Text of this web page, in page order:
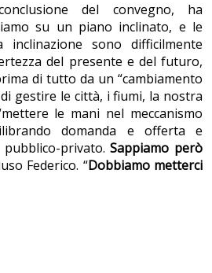
del convegno, ha
su un piano inclinato, e le
inclinazione sono difficilmente
del presente e del futuro,
di tutto da un “cambiamento
gestire le città, i fiumi, la nostra
le mani nel meccanismo
domanda e offerta e
privato.Sappiamo però
Federico. “Dobbiamo metterci